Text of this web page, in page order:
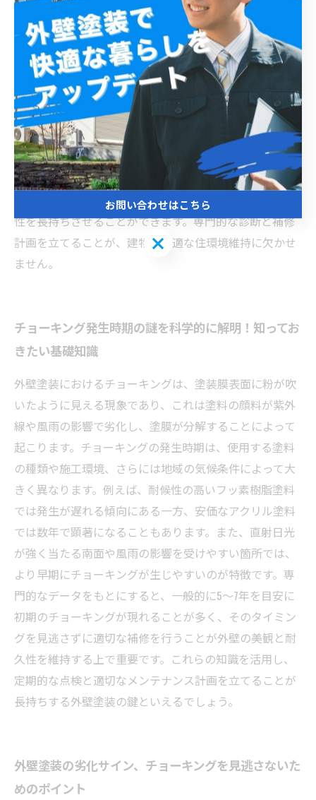
顔料が分解されて発生します。チョーキングの発生時期
は、使用される塗料の種類や施工環境、地域の気候条件
によって大きく異なるため、一概に特定の期間を挙げる
ことはできません。一般的に、耐候性の高いシリコン系
塗料であっても5年程度で兆候が現れやすく、耐久性の低
い塗料や過酷な環境下では3年以内に発生することもあり
ます。チョーキングは外壁の美観を損なうだけでなく、
塗膜の保護機能が低下しているサインでもあるため、早
期発見が重要です。定期的な点検と適切なメンテナンス
を行うことで、チョーキングの進行を抑え、外壁の耐久
性を長持ちさせることができます。専門的な診断と補修
計画を立てることが、建物の快適な住環境維持に欠かせ
ません。
チョーキング発生時期の謎を科学的に解明！知ってお
きたい基礎知識
外壁塗装におけるチョーキングは、塗装膜表面に粉が吹
いたように見える現象であり、これは塗料の顔料が紫外
線や風雨の影響で劣化し、塗膜が分解することによって
起こります。チョーキングの発生時期は、使用する塗料
の種類や施工環境、さらには地域の気候条件によって大
きく異なります。例えば、耐候性の高いフッ素樹脂塗料
では発生が遅れる傾向にある一方、安価なアクリル塗料
では数年で顕著になることもあります。また、直射日光
が強く当たる南面や風雨の影響を受けやすい箇所では、
より早期にチョーキングが生じやすいのが特徴です。専
門的なデータをもとにすると、一般的に5～7年を目安に
初期のチョーキングが現れることが多く、そのタイミン
グを見逃さずに適切な補修を行うことが外壁の美観と耐
久性を維持する上で重要です。これらの知識を活用し、
定期的な点検と適切なメンテナンス計画を立てることが
長持ちする外壁塗装の鍵といえるでしょう。
外壁塗装の劣化サイン、チョーキングを見逃さないた
めのポイント
お問い合わせはこちら
お問い合わせはこちら